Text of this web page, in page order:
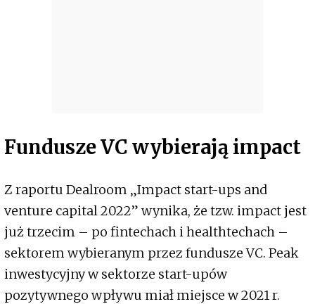
Fundusze VC wybierają impact
Z raportu Dealroom „Impact start-ups and
venture capital 2022” wynika, że tzw. impact jest
już trzecim – po fintechach i healthtechach –
sektorem wybieranym przez fundusze VC. Peak
inwestycyjny w sektorze start-upów
pozytywnego wpływu miał miejsce w 2021 r.